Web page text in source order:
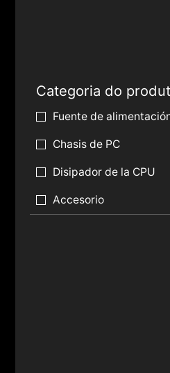
Categoria do
Fuente de
Chasis de PC
Disipador de la CPU
Accesorio